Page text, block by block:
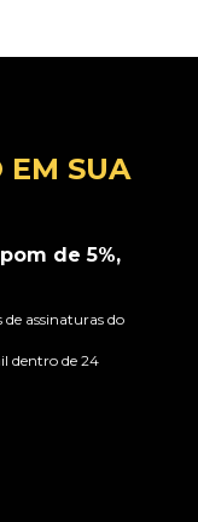
EM SUA
de 5%,
assinaturas do
dentro de 24